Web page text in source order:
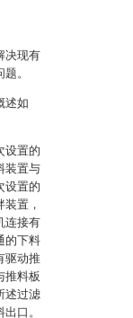
决现有
。
述如
设置的
装置与
设置的
置，
连接有
的下料
驱动推
推料板
述过滤
口。